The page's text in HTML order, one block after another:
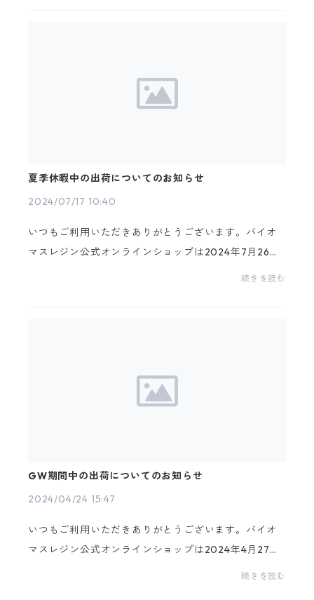
夏季休暇中の出荷についてのお知らせ
2024/07/17 10:40
いつもご利用いただきありがとうございます。バイオ
マスレジン公式オンラインショップは2024年7月26日
(金)～7月30日(火)まで、2024年8月10日(土)～8月15
続きを読む
GW期間中の出荷についてのお知らせ
2024/04/24 15:47
いつもご利用いただきありがとうございます。バイオ
マスレジン公式オンラインショップは2024年4月27日
続きを読む